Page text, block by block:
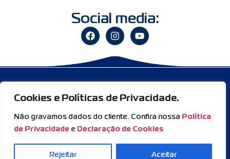
Cookies e Políticas de Privacidade.
Não gravamos dados do cliente. Confira nossa Política
de Privacidade e Declaração de Cookies
Rejeitar Aceitar
Social media:
Copyright © Bramold. All rights reserved.